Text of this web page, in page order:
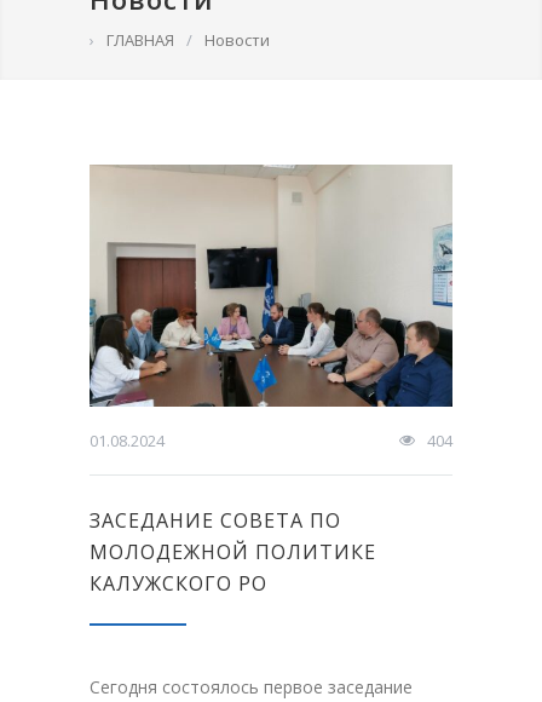
› ГЛАВНАЯ / Новости
01.08.2024 404
ЗАСЕДАНИЕ СОВЕТА ПО
МОЛОДЕЖНОЙ ПОЛИТИКЕ
КАЛУЖСКОГО РО
Сегодня состоялось первое заседание